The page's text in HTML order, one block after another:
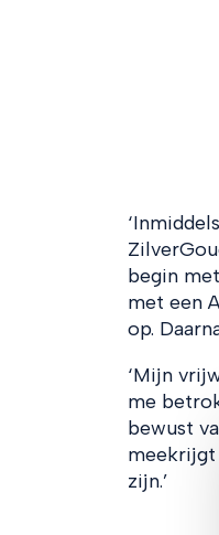
begin
met een
op.
‘Mijn
me
bewust
meekrijgt
zijn.’